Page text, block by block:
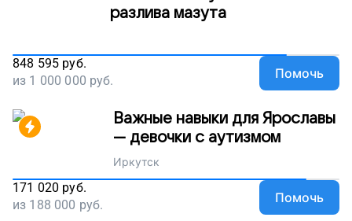
разлива мазута
848 595 руб.
из 1 000 000 руб. Помочь
Важные навыки для Ярославы
— девочки с аутизмом
Иркутск
171 020 руб.
из 188 000 руб. Помочь